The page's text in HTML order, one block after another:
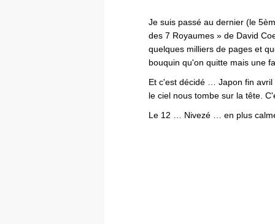
Je suis passé au dernier (le
des 7 Royaumes » de David
quelques milliers de pages et
bouquin qu'on quitte mais une
Et c'est décidé … Japon fin
le ciel nous tombe sur la tête.
Le 12 … Nivezé … en plus